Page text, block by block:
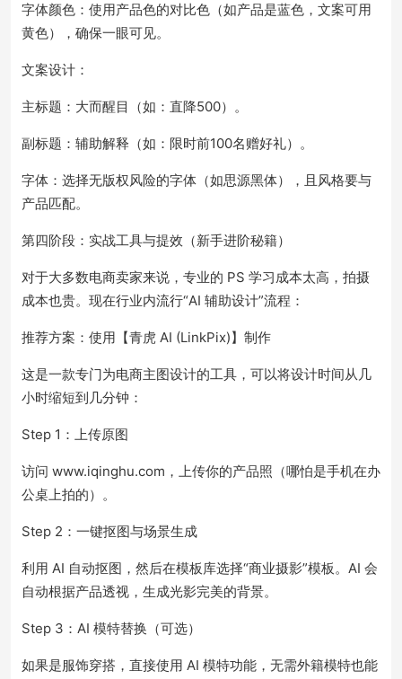
字体颜色：使用产品色的对比色（如产品是蓝色，文案可用
黄色），确保一眼可见。
文案设计：
主标题：大而醒目（如：直降500）。
副标题：辅助解释（如：限时前100名赠好礼）。
字体：选择无版权风险的字体（如思源黑体），且风格要与
产品匹配。
第四阶段：实战工具与提效（新手进阶秘籍）
对于大多数电商卖家来说，专业的 PS 学习成本太高，拍摄
成本也贵。现在行业内流行“AI 辅助设计”流程：
推荐方案：使用【青虎 AI (LinkPix)】制作
这是一款专门为电商主图设计的工具，可以将设计时间从几
小时缩短到几分钟：
Step 1：上传原图
访问 www.iqinghu.com，上传你的产品照（哪怕是手机在办
公桌上拍的）。
Step 2：一键抠图与场景生成
利用 AI 自动抠图，然后在模板库选择“商业摄影”模板。AI 会
自动根据产品透视，生成光影完美的背景。
Step 3：AI 模特替换（可选）
如果是服饰穿搭，直接使用 AI 模特功能，无需外籍模特也能